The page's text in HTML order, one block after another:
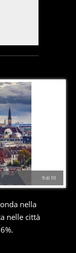
9di 10
nella
nelle città